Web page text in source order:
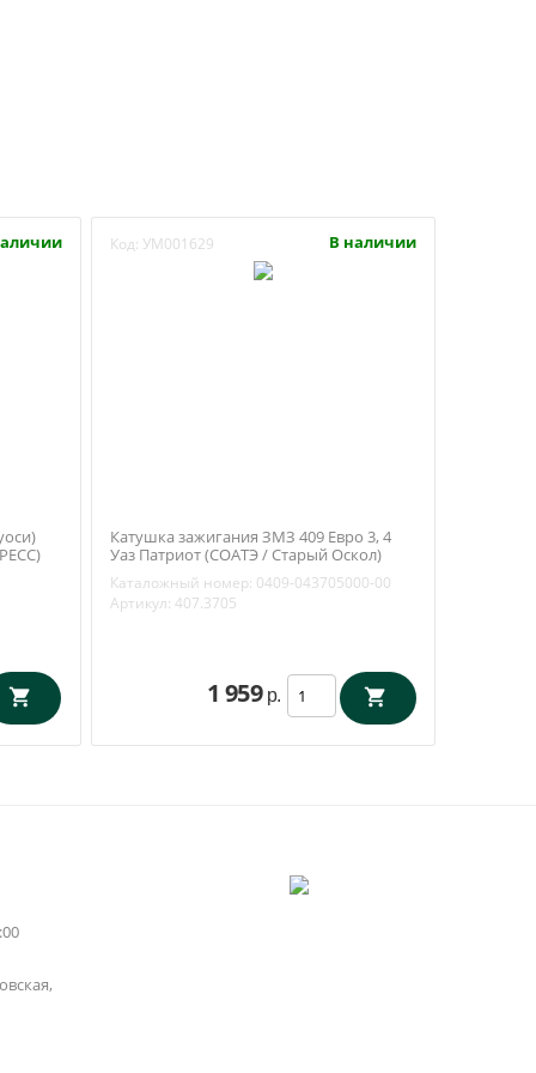
Код: УМ001629 В наличии
Катушка зажигания ЗМЗ 409 Евро 3, 4
Уаз Патриот (СОАТЭ / Старый Оскол)
Каталожный номер: 0409-043705000-00
Артикул: 407.3705
1 959 р.